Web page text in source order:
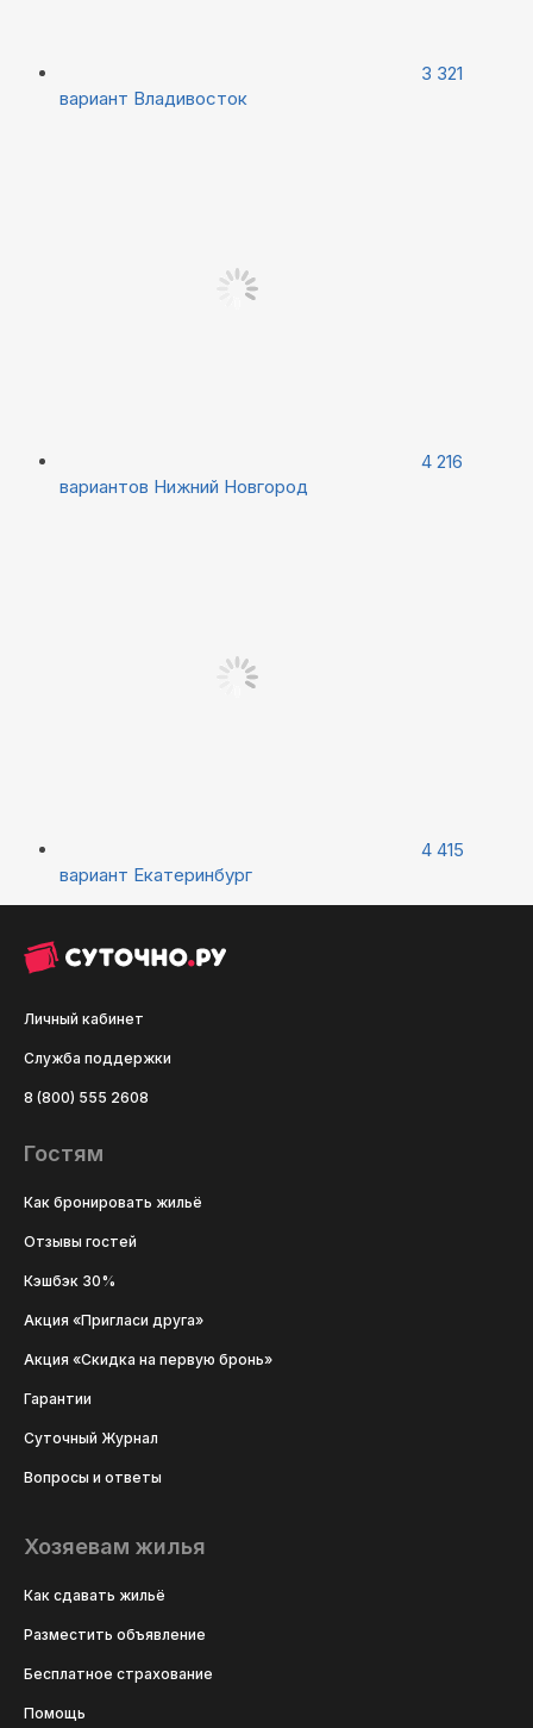
3 321
вариант Владивосток
4 216
вариантов Нижний Новгород
4 415
вариант Екатеринбург
Личный кабинет
Служба поддержки
8 (800) 555 2608
Гостям
Как бронировать жильё
Отзывы гостей
Кэшбэк 30%
Акция «Пригласи друга»
Акция «Скидка на первую бронь»
Гарантии
Суточный Журнал
Вопросы и ответы
Хозяевам жилья
Как сдавать жильё
Разместить объявление
Бесплатное страхование
Помощь